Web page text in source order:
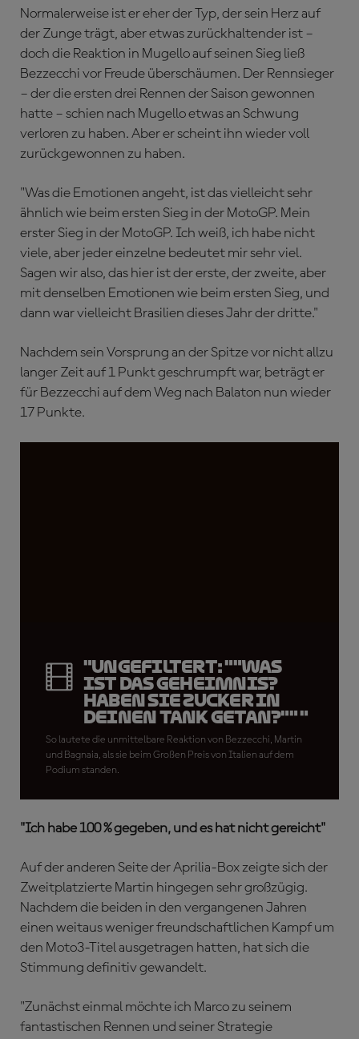
Normalerweise ist er eher der Typ, der sein Herz auf
der Zunge trägt, aber etwas zurückhaltender ist –
doch die Reaktion in Mugello auf seinen Sieg ließ
Bezzecchi vor Freude überschäumen. Der Rennsieger
– der die ersten drei Rennen der Saison gewonnen
hatte – schien nach Mugello etwas an Schwung
verloren zu haben. Aber er scheint ihn wieder voll
zurückgewonnen zu haben.
"Was die Emotionen angeht, ist das vielleicht sehr
ähnlich wie beim ersten Sieg in der MotoGP. Mein
erster Sieg in der MotoGP. Ich weiß, ich habe nicht
viele, aber jeder einzelne bedeutet mir sehr viel.
Sagen wir also, das hier ist der erste, der zweite, aber
mit denselben Emotionen wie beim ersten Sieg, und
dann war vielleicht Brasilien dieses Jahr der dritte."
Nachdem sein Vorsprung an der Spitze vor nicht allzu
langer Zeit auf 1 Punkt geschrumpft war, beträgt er
für Bezzecchi auf dem Weg nach Balaton nun wieder
17 Punkte.
"UNGEFILTERT: ""Was
ist das Geheimnis?
Haben sie Zucker in
deinen Tank getan?"" "
So lautete die unmittelbare Reaktion von Bezzecchi, Martin
und Bagnaia, als sie beim Großen Preis von Italien auf dem
Podium standen.
"Ich habe 100 % gegeben, und es hat nicht gereicht"
Auf der anderen Seite der Aprilia-Box zeigte sich der
Zweitplatzierte Martin hingegen sehr großzügig.
Nachdem die beiden in den vergangenen Jahren
einen weitaus weniger freundschaftlichen Kampf um
den Moto3-Titel ausgetragen hatten, hat sich die
Stimmung definitiv gewandelt.
"Zunächst einmal möchte ich Marco zu seinem
fantastischen Rennen und seiner Strategie